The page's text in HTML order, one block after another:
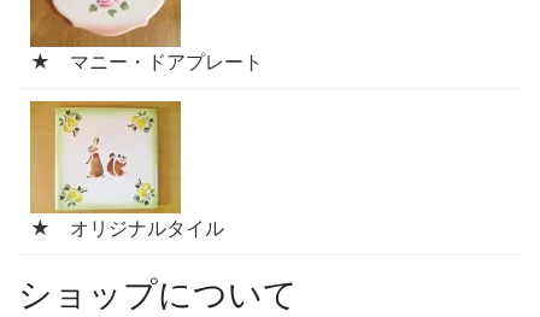
★ マニー・ドアプレート
★ オリジナルタイル
ショップについて